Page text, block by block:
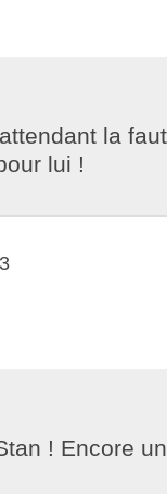
la
lui !
! Encore